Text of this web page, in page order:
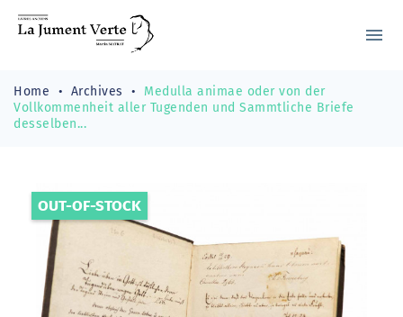
menu
Home Archives
Medulla animae oder von der
Vollkommenheit aller Tugenden und Sammtliche Briefe
desselben...
OUT-OF-STOCK